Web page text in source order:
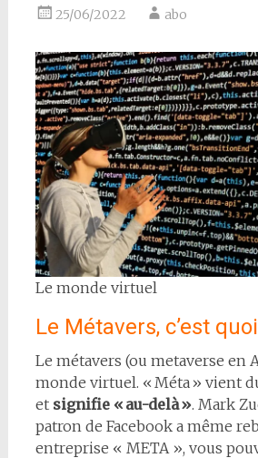
25/06/2022 abo
Le monde virtuel
Le Métavers, c’est
Le métavers (ou metaverse en
monde virtuel. « Méta » vient
et signifie « au-delà ». Mark
patron de Facebook a même
entreprise « META », vous